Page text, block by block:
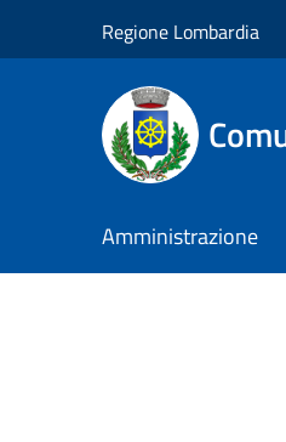
Regione Lombardia
Amministrazione